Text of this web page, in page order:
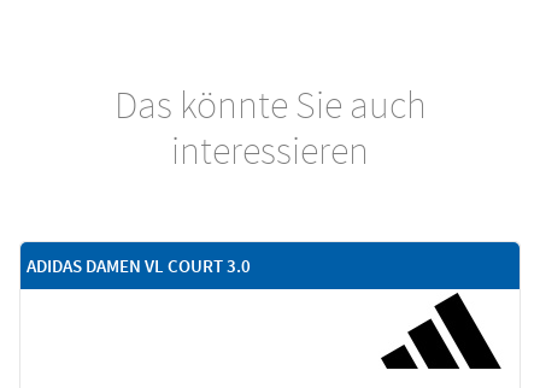
Das könnte Sie auch
interessieren
ADIDAS DAMEN VL COURT 3.0